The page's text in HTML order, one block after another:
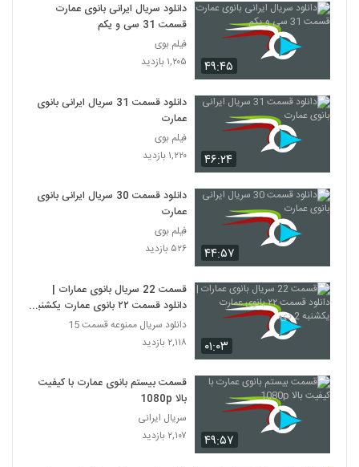
۴۹:۴۵
دانلود سریال ایرانی بانوی عمارت
قسمت 31 سی و یکم
فیلم بوی
۱,۲۰۵ بازدید
۴۶:۲۴
دانلود قسمت 31 سریال ایرانی بانوی
عمارت
فیلم بوی
۱,۲۲۰ بازدید
۴۴:۵۷
دانلود قسمت 30 سریال ایرانی بانوی
عمارت
فیلم بوی
۵۲۶ بازدید
۰۱:۰۳
قسمت 22 سریال بانوی عمارات |
دانلود قسمت ۲۲ بانوی عمارت یکشنبه
2 دی.
دانلود سریال ممنوعه قسمت 15
۲,۱۱۸ بازدید
۴۹:۵۷
قسمت بیستم بانوی عمارت با کیفیت
بالا 1080p
سریال ایرانی
۲,۱۰۷ بازدید